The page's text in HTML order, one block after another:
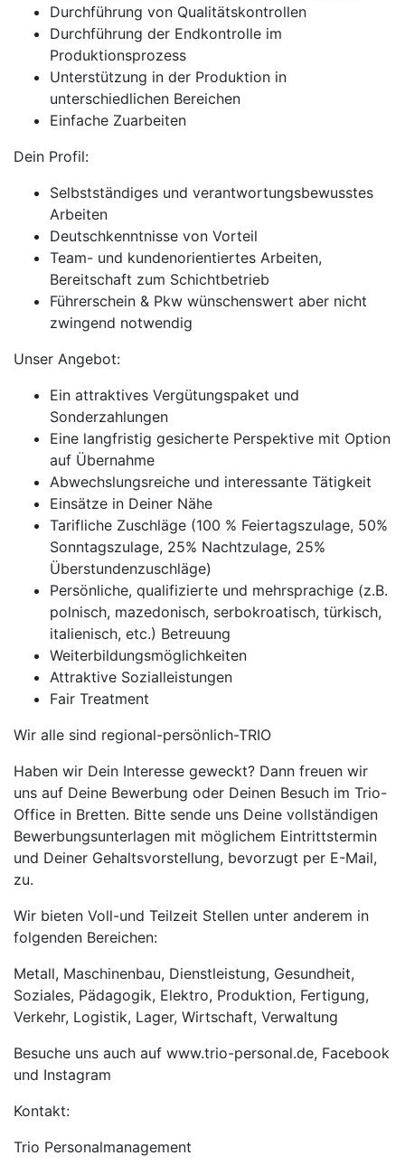
Durchführung von Qualitätskontrollen
Durchführung der Endkontrolle im
Produktionsprozess
Unterstützung in der Produktion in
unterschiedlichen Bereichen
Einfache Zuarbeiten
Dein Profil:
Selbstständiges und verantwortungsbewusstes
Arbeiten
Deutschkenntnisse von Vorteil
Team- und kundenorientiertes Arbeiten,
Bereitschaft zum Schichtbetrieb
Führerschein & Pkw wünschenswert aber nicht
zwingend notwendig
Unser Angebot:
Ein attraktives Vergütungspaket und
Sonderzahlungen
Eine langfristig gesicherte Perspektive mit Option
auf Übernahme
Abwechslungsreiche und interessante Tätigkeit
Einsätze in Deiner Nähe
Tarifliche Zuschläge (100 % Feiertagszulage, 50%
Sonntagszulage, 25% Nachtzulage, 25%
Überstundenzuschläge)
Persönliche, qualifizierte und mehrsprachige (z.B.
polnisch, mazedonisch, serbokroatisch, türkisch,
italienisch, etc.) Betreuung
Weiterbildungsmöglichkeiten
Attraktive Sozialleistungen
Fair Treatment
Wir alle sind regional-persönlich-TRIO
Haben wir Dein Interesse geweckt? Dann freuen wir
uns auf Deine Bewerbung oder Deinen Besuch im Trio-
Office in Bretten. Bitte sende uns Deine vollständigen
Bewerbungsunterlagen mit möglichem Eintrittstermin
und Deiner Gehaltsvorstellung, bevorzugt per E-Mail,
zu.
Wir bieten Voll-und Teilzeit Stellen unter anderem in
folgenden Bereichen:
Metall, Maschinenbau, Dienstleistung, Gesundheit,
Soziales, Pädagogik, Elektro, Produktion, Fertigung,
Verkehr, Logistik, Lager, Wirtschaft, Verwaltung
Besuche uns auch auf www.trio-personal.de, Facebook
und Instagram
Kontakt:
Trio Personalmanagement